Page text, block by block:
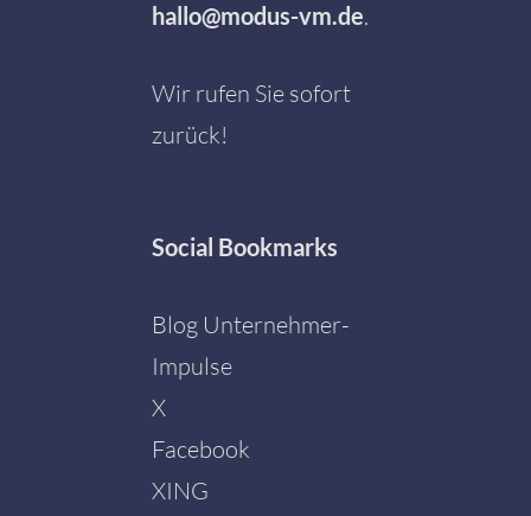
hallo@modus-vm.de.
Wir rufen Sie sofort
zurück!
Social Bookmarks
Blog Unternehmer-
Impulse
X
Facebook
XING
Mit dem
Karte